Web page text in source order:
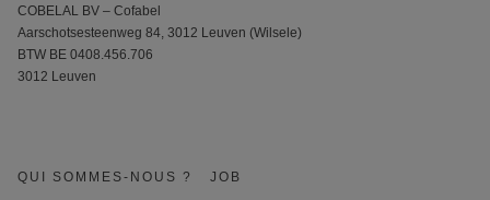
COBELAL BV – Cofabel
Aarschotsesteenweg 84, 3012 Leuven (Wilsele)
BTW BE 0408.456.706
3012 Leuven
QUI SOMMES-NOUS ? JOB